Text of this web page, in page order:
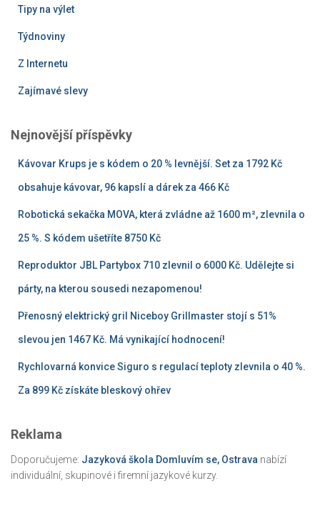
Tipy na výlet
Týdnoviny
Z Internetu
Zajímavé slevy
Nejnovější příspěvky
Kávovar Krups je s kódem o 20 % levnější. Set za 1792 Kč
obsahuje kávovar, 96 kapslí a dárek za 466 Kč
Robotická sekačka MOVA, která zvládne až 1600 m², zlevnila o
25 %. S kódem ušetříte 8750 Kč
Reproduktor JBL Partybox 710 zlevnil o 6000 Kč. Udělejte si
párty, na kterou sousedi nezapomenou!
Přenosný elektrický gril Niceboy Grillmaster stojí s 51%
slevou jen 1467 Kč. Má vynikající hodnocení!
Rychlovarná konvice Siguro s regulací teploty zlevnila o 40 %.
Za 899 Kč získáte bleskový ohřev
Reklama
Doporučujeme: Jazyková škola Domluvím se, Ostrava nabízí
individuální, skupinové i firemní jazykové kurzy.